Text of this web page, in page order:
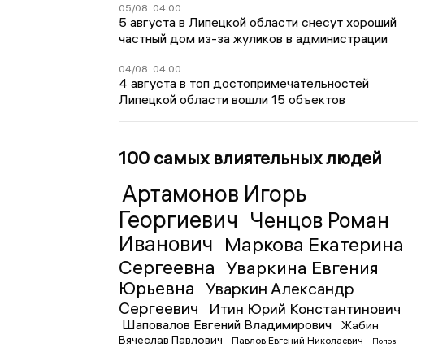
05/08 04:00
5 августа в Липецкой области снесут хороший
частный дом из-за жуликов в администрации
04/08 04:00
4 августа в топ достопримечательностей
Липецкой области вошли 15 объектов
100 самых влиятельных людей
Артамонов Игорь
Георгиевич Ченцов Роман
Иванович Маркова Екатерина
Сергеевна Уваркина Евгения
Юрьевна
Уваркин Александр
Сергеевич
Итин Юрий Константинович
Шаповалов Евгений Владимирович
Жабин
Вячеслав Павлович
Павлов Евгений Николаевич
Попов